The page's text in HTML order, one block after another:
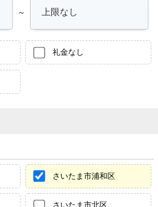
～
礼金なし
さいたま市浦和区
さいたま市北区